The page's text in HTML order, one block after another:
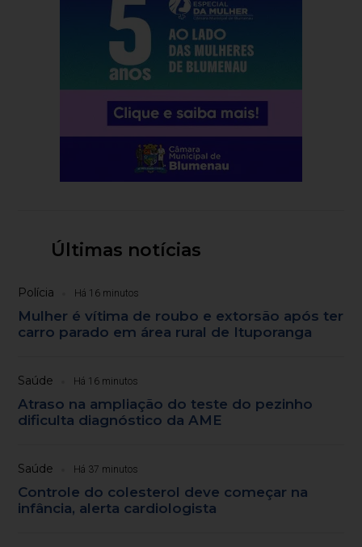
Últimas notícias
Polícia Há 16 minutos
Mulher é vítima de roubo e extorsão após ter
carro parado em área rural de Ituporanga
Saúde Há 16 minutos
Atraso na ampliação do teste do pezinho
dificulta diagnóstico da AME
Saúde Há 37 minutos
Controle do colesterol deve começar na
infância, alerta cardiologista